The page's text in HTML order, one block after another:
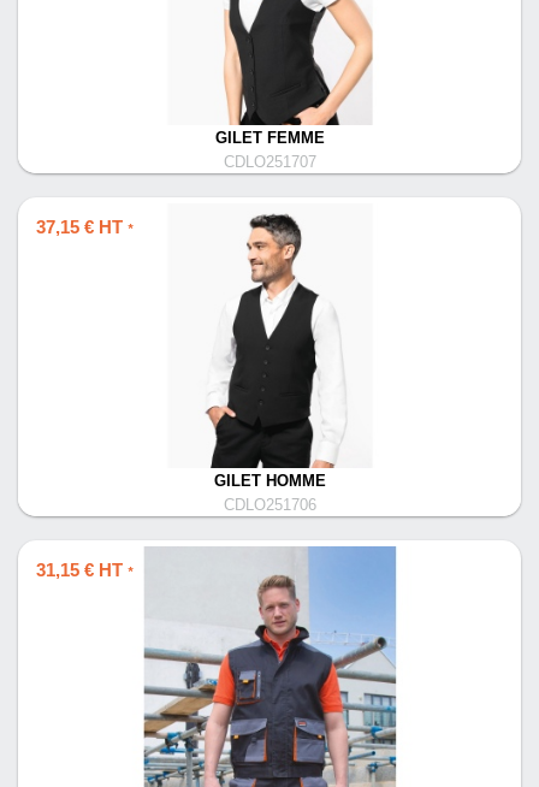
GILET FEMME
CDLO251707
37,15 € HT *
GILET HOMME
CDLO251706
31,15 € HT *